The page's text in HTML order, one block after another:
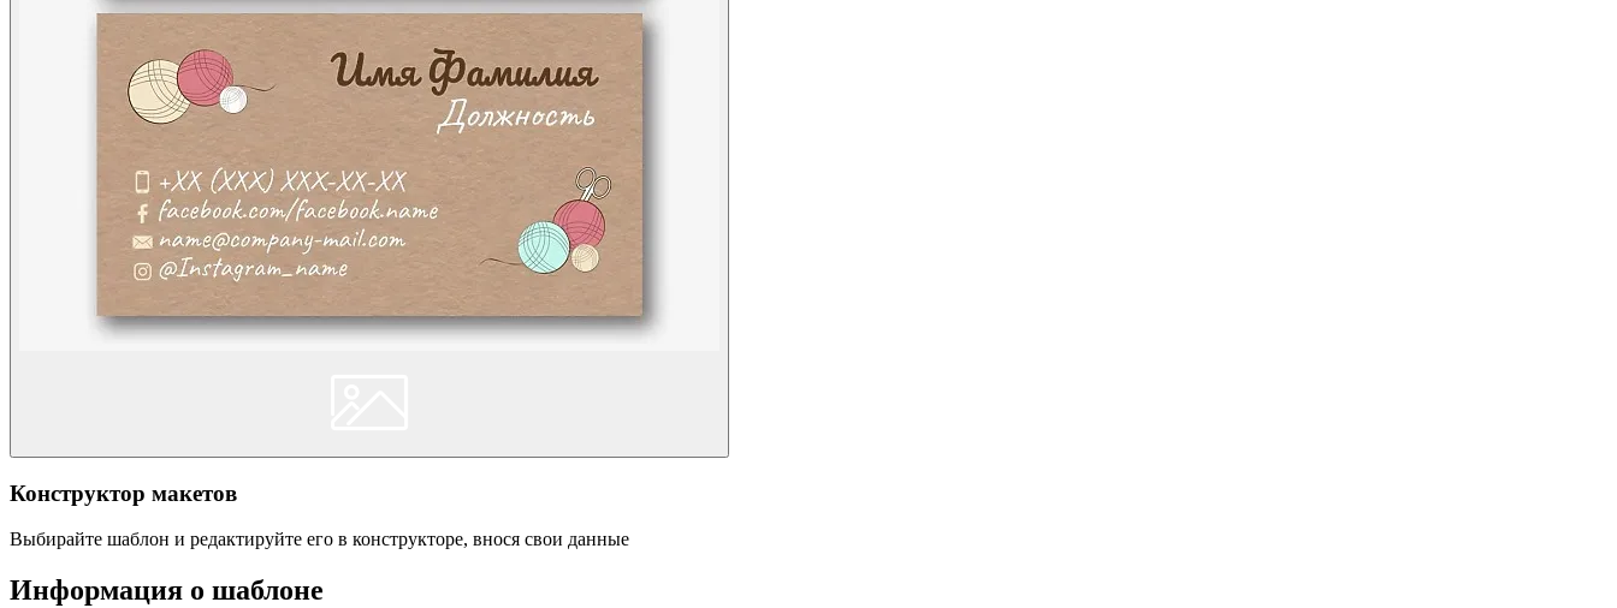
Конструктор макетов
Выбирайте шаблон и редактируйте его в конструкторе, внося свои данные
Информация о шаблоне